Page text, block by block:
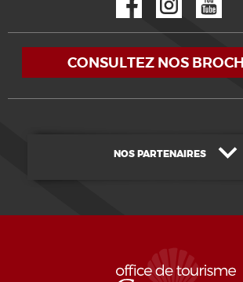
CONSULTEZ NOS
NOS PARTENAIRES